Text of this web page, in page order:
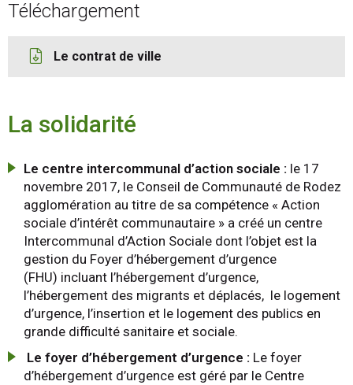
Téléchargement
Le contrat de ville
La solidarité
Le centre intercommunal d’action sociale : le 17
novembre 2017, le Conseil de Communauté de Rodez
agglomération au titre de sa compétence « Action
sociale d’intérêt communautaire » a créé un centre
Intercommunal d’Action Sociale dont l’objet est la
gestion du Foyer d’hébergement d’urgence
(FHU) incluant l’hébergement d’urgence,
l’hébergement des migrants et déplacés, le logement
d’urgence, l’insertion et le logement des publics en
grande difficulté sanitaire et sociale.
Le foyer d’hébergement d’urgence : Le foyer
d’hébergement d’urgence est géré par le Centre